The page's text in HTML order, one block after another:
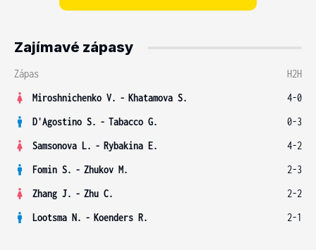
Zajímavé zápasy
Zápas
H2H
Miroshnichenko V. - Khatamova S.
4-0
D'Agostino S. - Tabacco G.
0-3
Samsonova L. - Rybakina E.
4-2
Fomin S. - Zhukov M.
2-3
Zhang J. - Zhu C.
2-2
Lootsma N. - Koenders R. 2-1